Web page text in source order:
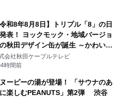
令和8年8月8日】トリプル「8」の日
表！ ヨックモック・地域バージョ
秋田デザイン缶が誕生 ～かわいい
犬の子犬と秋田の四季と名所を巡
ッケージ～ 9月1日(火)秋田県内で
会社秋田ケーブルテレビ
4時間前
ーピーの湯が登場！ 「サウナのあ
楽しむPEANUTS」第2弾 渋谷